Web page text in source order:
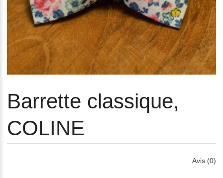
Barrette classique,
COLINE
Avis (0)